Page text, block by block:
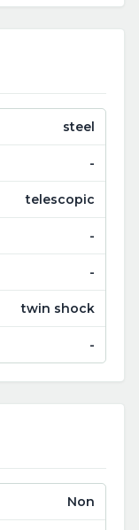
steel
-
telescopic
-
-
twin shock
-
Non